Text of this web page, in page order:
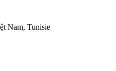
Nam, Tunisie